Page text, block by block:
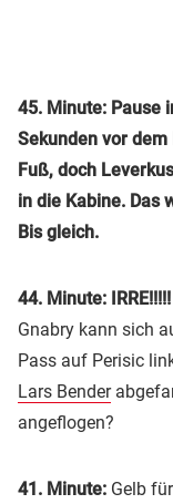
45. Minute: Pause
Sekunden vor
Fuß, doch
in die Kabine. Das
Bis gleich.
44. Minute: IRRE!!!!!
Gnabry kann sich
Pass auf Perisic
Lars Bender
angeflogen?
41. Minute: Gelb